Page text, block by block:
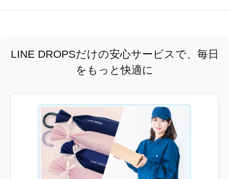
LINE DROPSだけの安心サービスで、毎日
をもっと快適に